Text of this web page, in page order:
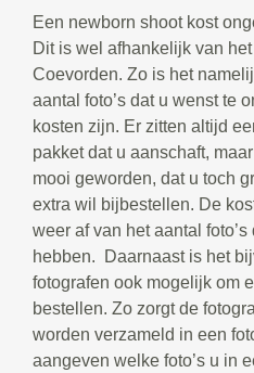
Een newborn shoot kost
Dit is wel afhankelijk van
Coevorden. Zo is het
aantal foto’s dat u wenst te
kosten zijn. Er zitten altijd
pakket dat u aanschaft,
mooi geworden, dat u toch
extra wil bijbestellen. De
weer af van het aantal
hebben. Daarnaast is het
fotografen ook mogelijk om
bestellen. Zo zorgt de
worden verzameld in een
aangeven welke foto’s u in